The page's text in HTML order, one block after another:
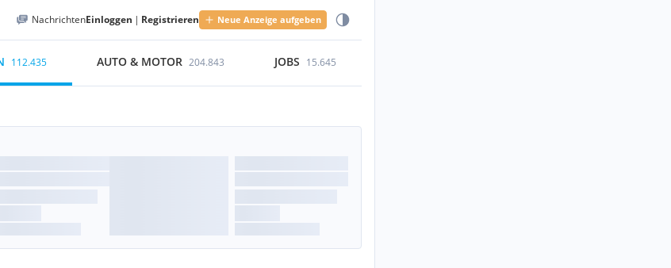
NachrichtenEinloggen | Registrieren Neue Anzeige aufgeben
112.435 AUTO & MOTOR 204.843 JOBS 15.645